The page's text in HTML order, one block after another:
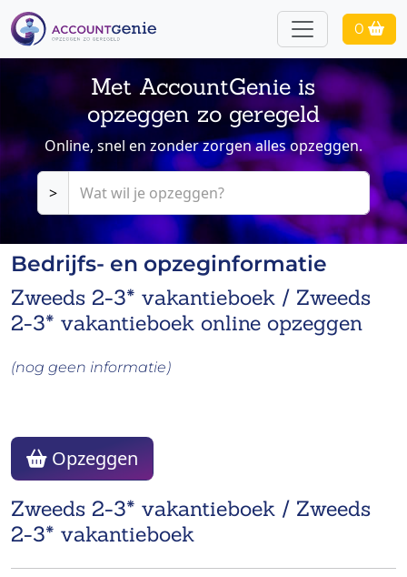
0
Met AccountGenie is
opzeggen zo geregeld
Online, snel en zonder zorgen alles opzeggen.
>
Bedrijfs- en opzeginformatie
Zweeds 2-3* vakantieboek / Zweeds
2-3* vakantieboek online opzeggen
(nog geen informatie)
Zweeds 2-3* vakantieboek / Zweeds
2-3* vakantieboek
Opzeggen